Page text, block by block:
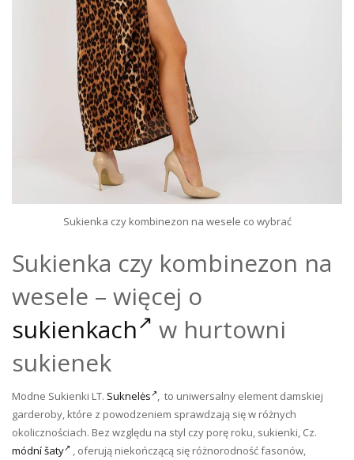
Sukienka czy kombinezon na wesele co wybrać
Sukienka czy kombinezon na
wesele – więcej o
sukienkach
w hurtowni
sukienek
Modne Sukienki LT. Suknelės , to uniwersalny element damskiej
garderoby, które z powodzeniem sprawdzają się w różnych
okolicznościach. Bez względu na styl czy porę roku, sukienki, Cz.
módní šaty
, oferują niekończącą się różnorodność fasonów,